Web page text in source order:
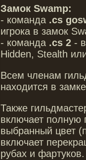
Замок Swamp:
- команда .cs
игрока в замок
- команда .cs 2 -
Hidden, Stealth
Всем членам
находится в
Также
включает полную
выбранный цвет
включает
рубах и фартуков.